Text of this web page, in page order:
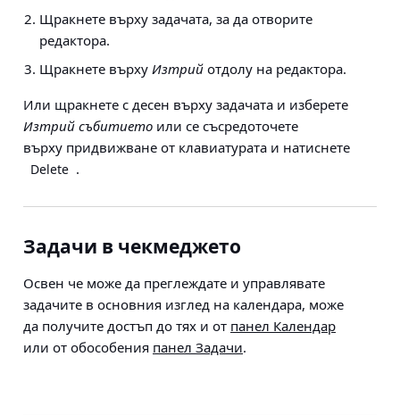
Щракнете върху задачата, за да отворите
редактора.
Щракнете върху Изтрий отдолу на редактора.
Или щракнете с десен върху задачата и изберете
Изтрий събитието или се съсредоточете
върху придвижване от клавиатурата и натиснете
Delete .
Задачи в чекмеджето
Освен че може да преглеждате и управлявате
задачите в основния изглед на календара, може
да получите достъп до тях и от панел Календар
или от обособения панел Задачи.